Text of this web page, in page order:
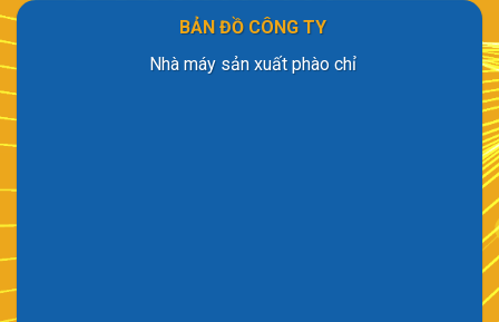
BẢN ĐỒ CÔNG TY
Nhà máy sản xuất phào chỉ